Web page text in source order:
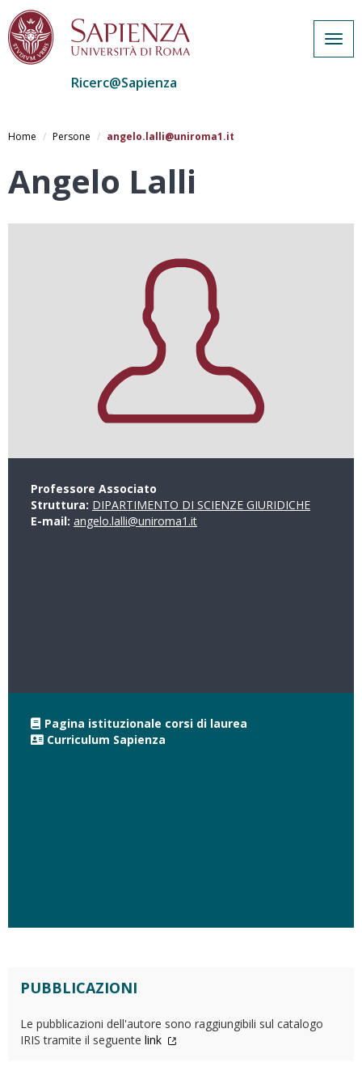
al
Ricerc@Sapienza
Home Persone angelo.lalli@uniroma1.it
Angelo Lalli
Professore Associato
Struttura: DIPARTIMENTO DI SCIENZE GIURIDICHE
E-mail: angelo.lalli@uniroma1.it
Pagina istituzionale corsi di laurea
Curriculum Sapienza
PUBBLICAZIONI
Le pubblicazioni dell'autore sono raggiungibili sul catalogo
IRIS tramite il seguente link